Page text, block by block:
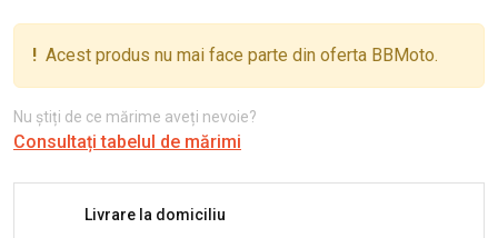
! Acest produs nu mai face parte din oferta BBMoto.
Nu știți de ce mărime aveți nevoie?
Consultați tabelul de mărimi
Livrare la domiciliu